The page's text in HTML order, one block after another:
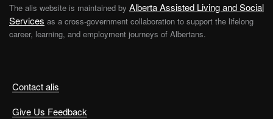
Contact alis
Give Us Feedback
The alis website is maintained by Alberta Assisted Living and Social
Services as a cross-government collaboration to support the lifelong
career, learning, and employment journeys of Albertans.